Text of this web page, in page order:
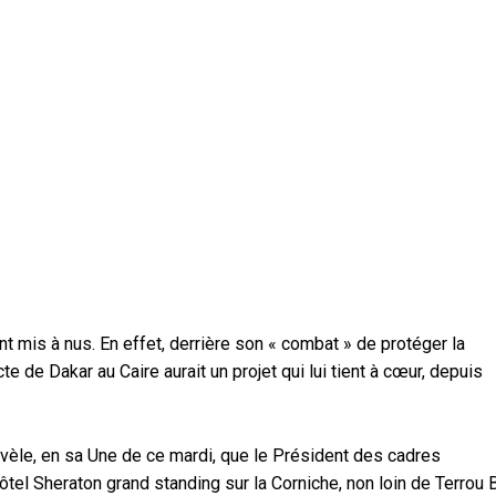
à nus. En effet, derrière son « combat » de protéger la
de Dakar au Caire aurait un projet qui lui tient à cœur, depuis
en sa Une de ce mardi, que le Président des cadres
Sheraton grand standing sur la Corniche, non loin de Terrou